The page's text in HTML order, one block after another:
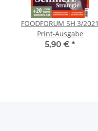
FOODFORUM SH 3/2021
Print-Ausgabe
5,90 € *